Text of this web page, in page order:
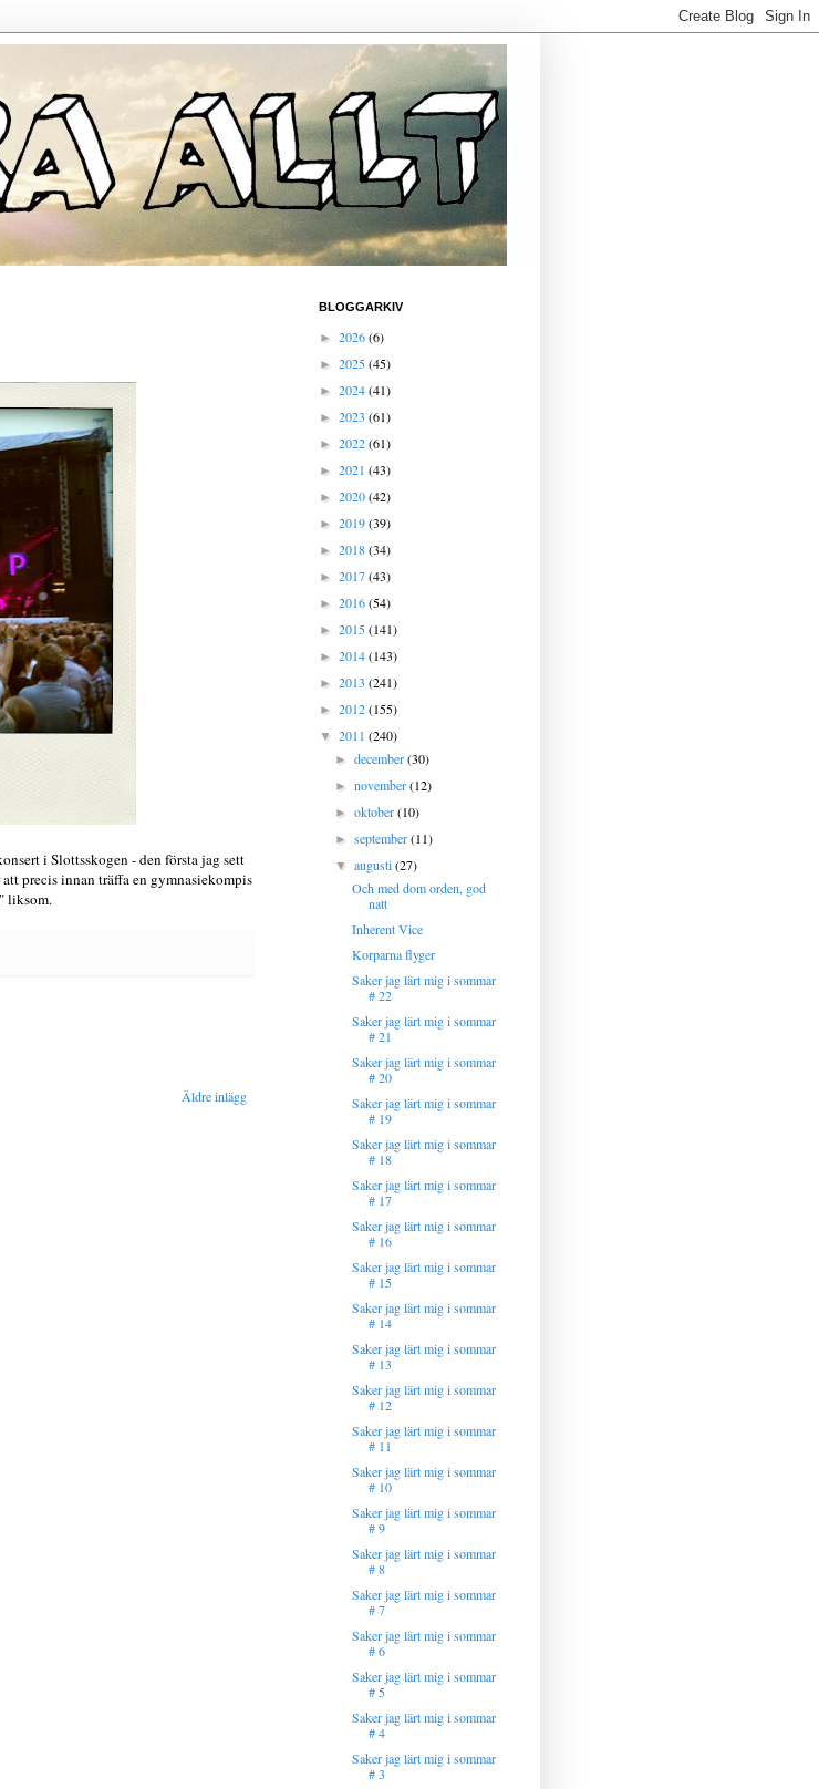
i Slottsskogen - den första jag sett
precis innan träffa en gymnasiekompis
liksom.
Äldre inlägg
BLOGGARKIV
► 2026(6)
► 2025(45)
► 2024(41)
► 2023 (61)
► 2022(61)
► 2021 (43)
► 2020(42)
► 2019(39)
► 2018(34)
► 2017(43)
► 2016(54)
► 2015(141)
► 2014(143)
► 2013 (241)
► 2012(155)
▼ 2011 (240)
►december(30)
►november(12)
►oktober(10)
►september(11)
▼augusti(27)
Och med dom orden, god
natt
Inherent Vice
Korparna flyger
Saker jag lärt mig i sommar
# 22
Saker jag lärt mig i sommar
# 21
Saker jag lärt mig i sommar
# 20
Saker jag lärt mig i sommar
# 19
Saker jag lärt mig i sommar
# 18
Saker jag lärt mig i sommar
# 17
Saker jag lärt mig i sommar
# 16
Saker jag lärt mig i sommar
# 15
Saker jag lärt mig i sommar
# 14
Saker jag lärt mig i sommar
# 13
Saker jag lärt mig i sommar
# 12
Saker jag lärt mig i sommar
# 11
Saker jag lärt mig i sommar
# 10
Saker jag lärt mig i sommar
# 9
Saker jag lärt mig i sommar
# 8
Saker jag lärt mig i sommar
# 7
Saker jag lärt mig i sommar
# 6
Saker jag lärt mig i sommar
# 5
Saker jag lärt mig i sommar
# 4
Saker jag lärt mig i sommar
# 3